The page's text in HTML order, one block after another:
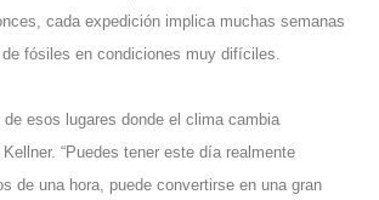
cada expedición implica muchas semanas
fósiles en condiciones muy difíciles.
de esos lugares donde el clima cambia
“Puedes tener este día realmente
de una hora, puede convertirse en una gran